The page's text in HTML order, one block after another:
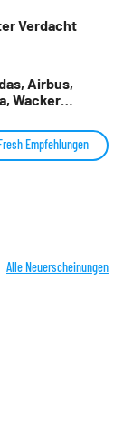
Verdacht
Airbus,
Wacker
Empfehlungen
Alle Neuerscheinungen